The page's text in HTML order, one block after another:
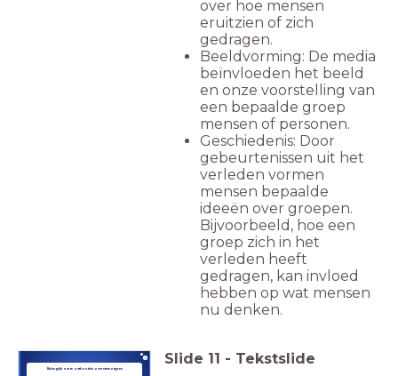
over hoe mensen
eruitzien of zich
gedragen.
Beeldvorming: De media
beïnvloeden het beeld
en onze voorstelling van
een bepaalde groep
mensen of personen.
Geschiedenis: Door
gebeurtenissen uit het
verleden vormen
mensen bepaalde
ideeën over groepen.
Bijvoorbeeld, hoe een
groep zich in het
verleden heeft
gedragen, kan invloed
hebben op wat mensen
nu denken.
Belangrijk om te onthouden over stereotypen
Slide 11 - Tekstslide